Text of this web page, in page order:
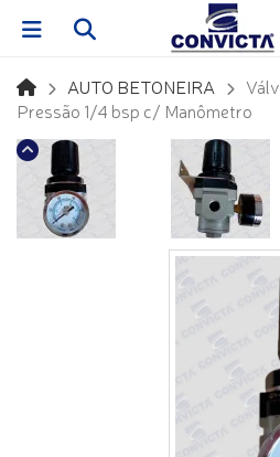
AUTO BETONEIRA
Pressão 1/4 bsp c/ Manômetro